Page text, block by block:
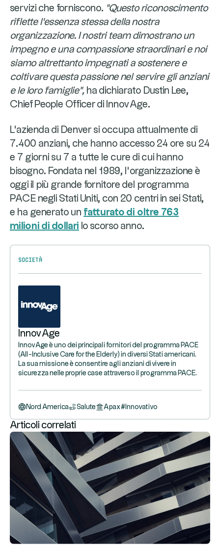
servizi che forniscono. "Questo riconoscimento
riflette l'essenza stessa della nostra
organizzazione. I nostri team dimostrano un
impegno e una compassione straordinari e noi
siamo altrettanto impegnati a sostenere e
coltivare questa passione nel servire gli anziani
e le loro famiglie", ha dichiarato Dustin Lee,
Chief People Officer di InnovAge.
L'azienda di Denver si occupa attualmente di
7.400 anziani, che hanno accesso 24 ore su 24
e 7 giorni su 7 a tutte le cure di cui hanno
bisogno. Fondata nel 1989, l'organizzazione è
oggi il più grande fornitore del programma
PACE negli Stati Uniti, con 20 centri in sei Stati,
e ha generato un fatturato di oltre 763
milioni di dollari lo scorso anno.
Società
InnovAge
InnovAge è uno dei principali fornitori del programma PACE
(All-Inclusive Care for the Elderly) in diversi Stati americani.
La sua missione è consentire agli anziani di vivere in
sicurezza nelle proprie case attraverso il programma PACE.
Nord America Salute Apax# Innovativo
Articoli correlati